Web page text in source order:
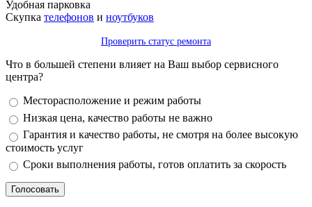
Удобная парковка
Скупка телефонов и ноутбуков
Проверить статус ремонта
Что в большей степени влияет на Ваш выбор сервисного
центра?
Варианты
Месторасположение и режим работы
Низкая цена, качество работы не важно
Гарантия и качество работы, не смотря на более высокую
стоимость услуг
Сроки выполнения работы, готов оплатить за скорость